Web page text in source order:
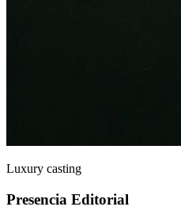
Luxury casting
Presencia Editorial